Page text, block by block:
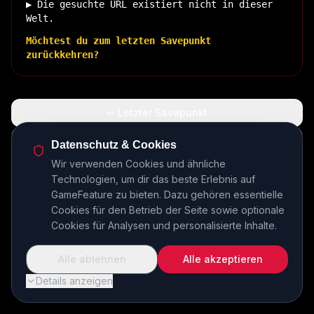
▶ Die gesuchte URL existiert nicht in dieser
Welt.
Möchtest du zum letzten Savepunkt
zurückkehren?
🏠 Zurück zur Basis
INSERT COIN TO CONTINUE...
Datenschutz & Cookies
Wir verwenden Cookies und ähnliche
Technologien, um dir das beste Erlebnis auf
GameFeature zu bieten. Dazu gehören essentielle
Cookies für den Betrieb der Seite sowie optionale
Cookies für Analysen und personalisierte Inhalte.
Details anzeigen
Alle ablehnen Alle akzeptieren